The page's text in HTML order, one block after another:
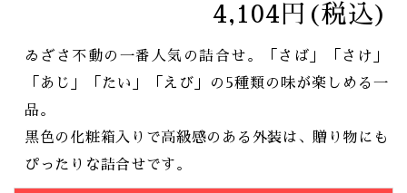
4,104円(税込)
ゐざさ不動の一番人気の詰合せ。「さば」「さけ」
「あじ」「たい」「えび」の5種類の味が楽しめる一
品。
黒色の化粧箱入りで高級感のある外装は、贈り物にも
ぴったりな詰合せです。